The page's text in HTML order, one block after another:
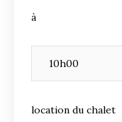
à
location du chalet